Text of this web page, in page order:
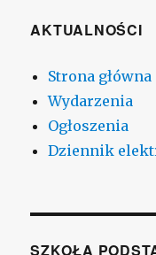
AKTUALNOŚCI
Strona główna
Wydarzenia
Ogłoszenia
Dziennik
SZKOŁA